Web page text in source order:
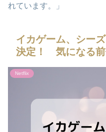
れています。」
イカゲーム、シー
決定！ 気になる前
Netflix